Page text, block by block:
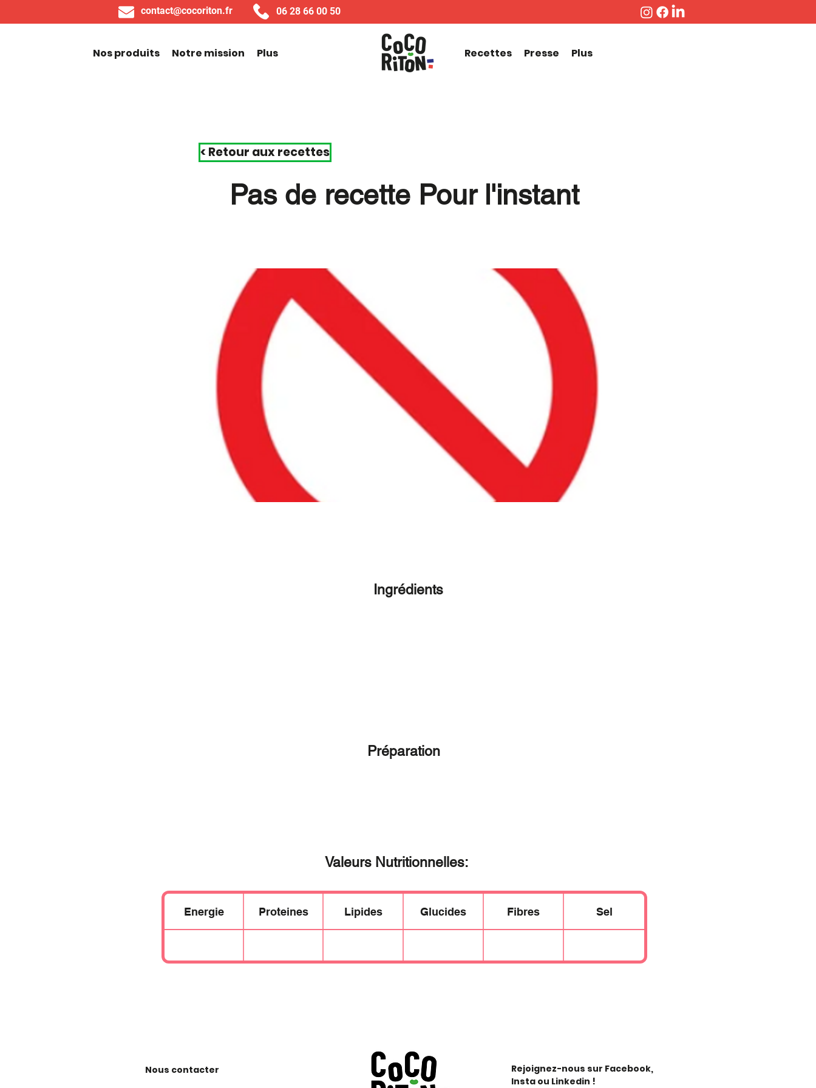
contact@cocoriton.fr 06 28 66 00 50
Nos produits Notre mission Plus Recettes Presse Plus
< Retour aux recettes
Pas de recette Pour l'instant
Ingrédients
Préparation
Valeurs Nutritionnelles:
Energie Proteines Lipides Glucides Fibres Sel
Nous contacter
Rejoignez-nous sur Facebook,
Insta ou Linkedin !